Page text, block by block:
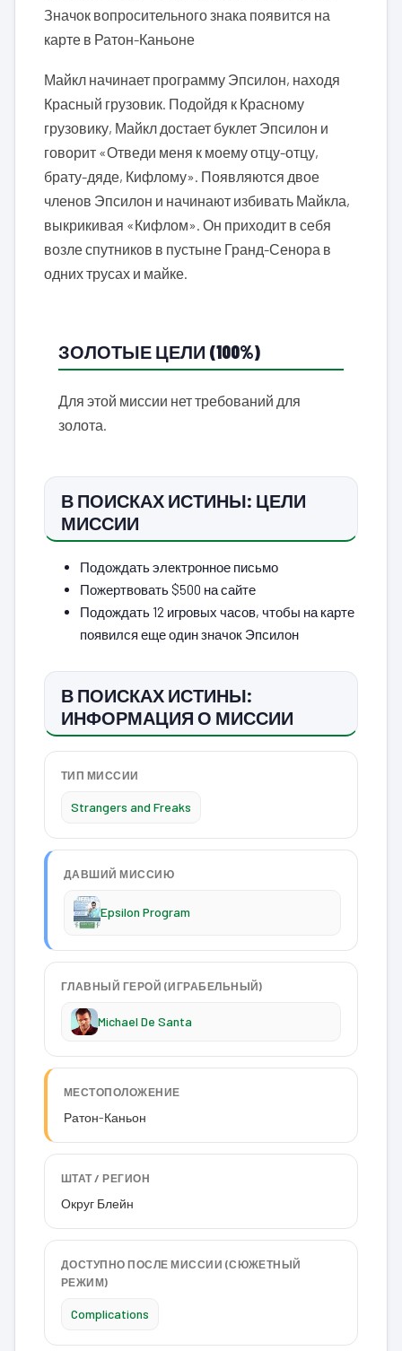
Значок вопросительного знака появится на
карте в Ратон-Каньоне
Майкл начинает программу Эпсилон, находя
Красный грузовик. Подойдя к Красному
грузовику, Майкл достает буклет Эпсилон и
говорит «Отведи меня к моему отцу-отцу,
брату-дяде, Кифлому». Появляются двое
членов Эпсилон и начинают избивать Майкла,
выкрикивая «Кифлом». Он приходит в себя
возле спутников в пустыне Гранд-Сенора в
одних трусах и майке.
ЗОЛОТЫЕ ЦЕЛИ (100%)
Для этой миссии нет требований для
золота.
В ПОИСКАХ ИСТИНЫ: ЦЕЛИ
МИССИИ
Подождать электронное письмо
Пожертвовать $500 на сайте
Подождать 12 игровых часов, чтобы на карте
появился еще один значок Эпсилон
В ПОИСКАХ ИСТИНЫ:
ИНФОРМАЦИЯ О МИССИИ
ТИП МИССИИ
Strangers and Freaks
ДАВШИЙ МИССИЮ
Epsilon Program
ГЛАВНЫЙ ГЕРОЙ (ИГРАБЕЛЬНЫЙ)
Michael De Santa
МЕСТОПОЛОЖЕНИЕ
Ратон-Каньон
ШТАТ / РЕГИОН
Округ Блейн
ДОСТУПНО ПОСЛЕ МИССИИ (СЮЖЕТНЫЙ
РЕЖИМ)
Complications